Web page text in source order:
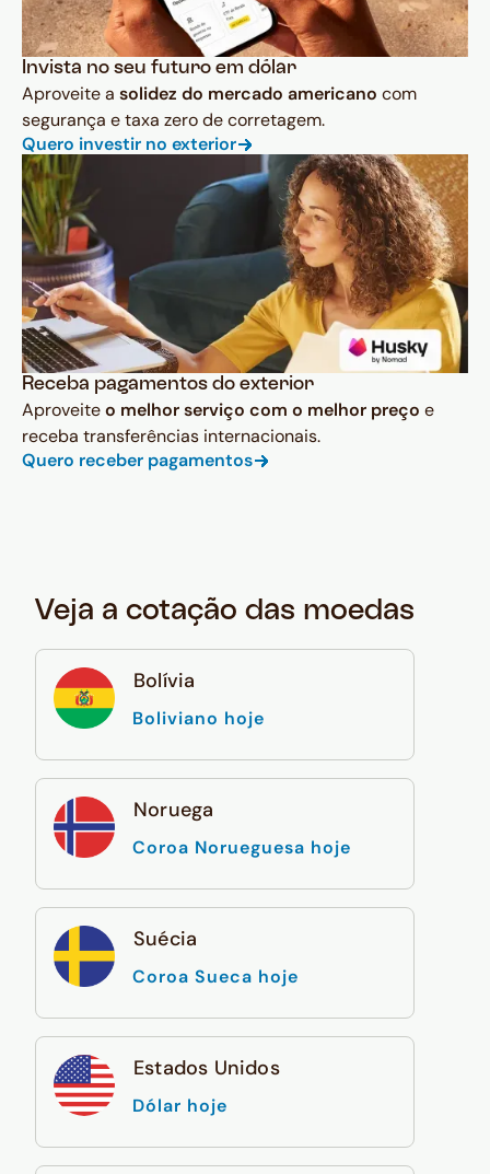
Invista no seu futuro em dólar
Aproveite a solidez do mercado americano com
segurança e taxa zero de corretagem.
Quero investir no exterior
Receba pagamentos do exterior
Aproveiteo melhor serviço com o melhor preço e
receba transferências internacionais.
Quero receber pagamentos
Veja a cotação das moedas
Bolívia
Boliviano hoje
Noruega
Coroa Norueguesa hoje
Suécia
Coroa Sueca hoje
Estados Unidos
Dólar hoje